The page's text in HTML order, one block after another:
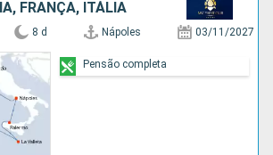
FRANÇA, ITÁLIA
8 d Nápoles 03/11/2027
Pensão completa